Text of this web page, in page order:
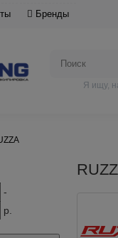
Бренды
Я ищу,
-
р.